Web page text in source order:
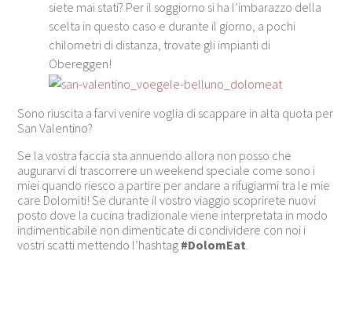
siete mai stati? Per il soggiorno si ha l’imbarazzo della
scelta in questo caso e durante il giorno, a pochi
chilometri di distanza, trovate gli impianti di
Obereggen!
Sono riuscita a farvi venire voglia di scappare in alta quota per
San Valentino?
Se la vostra faccia sta annuendo allora non posso che
augurarvi di trascorrere un weekend speciale come sono i
miei quando riesco a partire per andare a rifugiarmi tra le mie
care Dolomiti! Se durante il vostro viaggio scoprirete nuovi
posto dove la cucina tradizionale viene interpretata in modo
indimenticabile non dimenticate di condividere con noi i
vostri scatti mettendo l’hashtag #DolomEat.